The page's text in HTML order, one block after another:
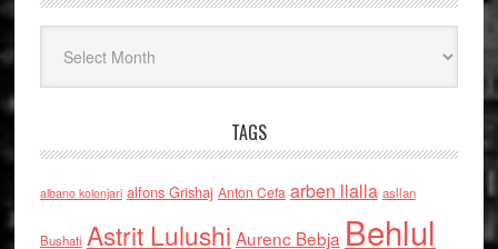
TAGS
albano kolonjari alfons Grishaj Anton Cefa arben llalla asllan
Bushati Astrit Lulushi Aurenc Bebja Behlul